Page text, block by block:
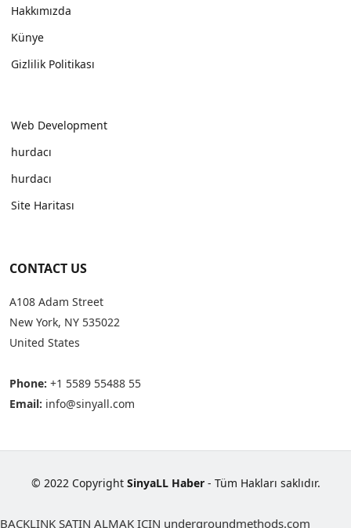
Hakkımızda
Künye
Gizlilik Politikası
Web Development
hurdacı
hurdacı
Site Haritası
CONTACT US
A108 Adam Street
New York, NY 535022
United States
Phone: +1 5589 55488 55
Email: info@sinyall.com
© 2022 Copyright SinyaLL Haber- Tüm Hakları saklıdır.
BACKLINK SATIN ALMAK ICIN undergroundmethods.com